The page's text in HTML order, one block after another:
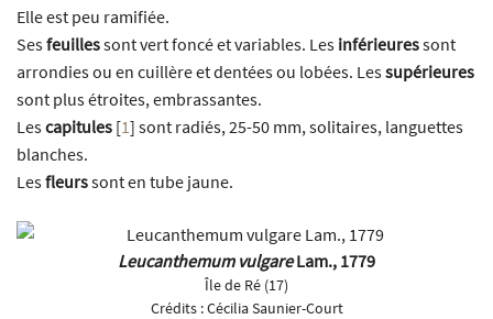
Elle est peu ramifiée.
Sesfeuillessont vert foncé et variables. Les inférieuressont
arrondies ou en cuillère et dentées ou lobées. Lessupérieures
sont plus étroites, embrassantes.
Lescapitules [1] sont radiés, 25-50 mm, solitaires, languettes
blanches.
Lesfleurssont en tube jaune.
Leucanthemum vulgareLam., 1779
Île de Ré (17)
Crédits :Cécilia Saunier-Court